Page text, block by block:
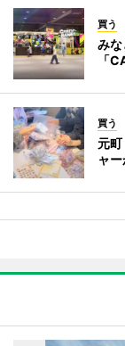
買う
み
「
買う
元
ャ